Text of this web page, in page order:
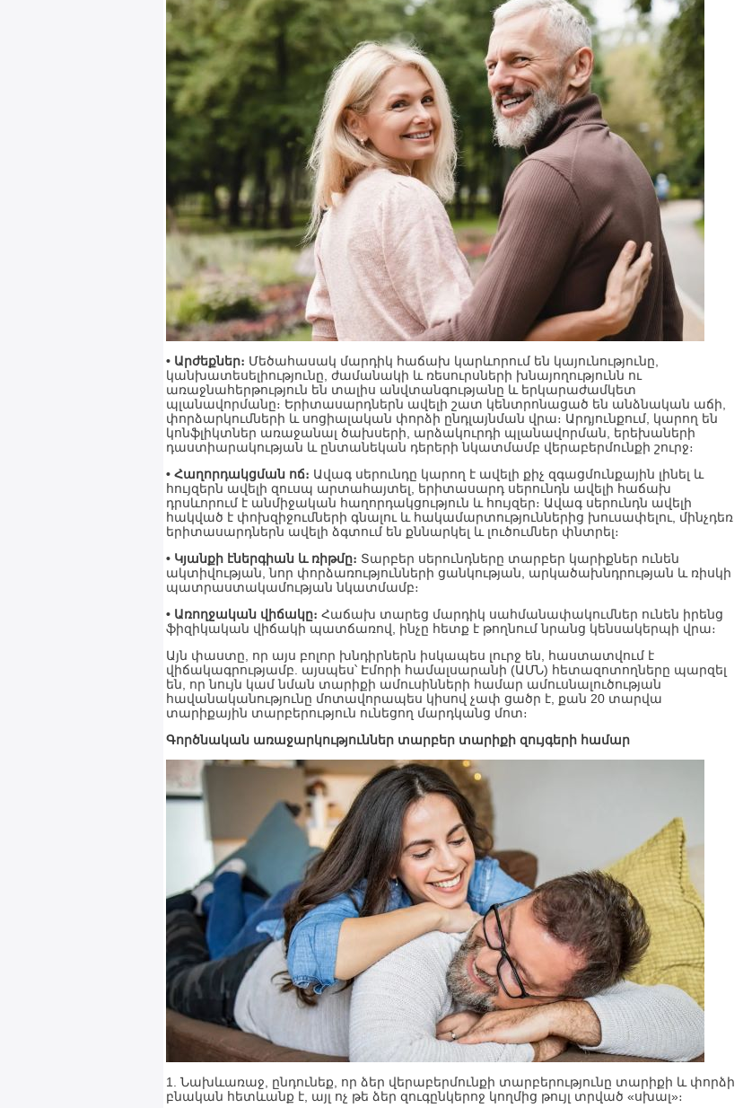
• Արժեքներ։ Մեծահասակ մարդիկ հաճախ կարևորում են կայունությունը,
կանխատեսելիությունը, ժամանակի և ռեսուրսների խնայողությունն ու
առաջնահերթություն են տալիս անվտանգությանը և երկարաժամկետ
պլանավորմանը։ Երիտասարդներն ավելի շատ կենտրոնացած են անձնական աճի,
փորձարկումների և սոցիալական փորձի ընդլայնման վրա։ Արդյունքում, կարող են
կոնֆլիկտներ առաջանալ ծախսերի, արձակուրդի պլանավորման, երեխաների
դաստիարակության և ընտանեկան դերերի նկատմամբ վերաբերմունքի շուրջ։
• Հաղորդակցման ոճ։ Ավագ սերունդը կարող է ավելի քիչ զգացմունքային լինել և
հույզերն ավելի զուսպ արտահայտել, երիտասարդ սերունդն ավելի հաճախ
դրսևորում է անմիջական հաղորդակցություն և հույզեր։ Ավագ սերունդն ավելի
հակված է փոխզիջումների գնալու և հակամարտություններից խուսափելու, մինչդեռ
երիտասարդներն ավելի ձգտում են քննարկել և լուծումներ փնտրել։
• Կյանքի էներգիան և ռիթմը։ Տարբեր սերունդները տարբեր կարիքներ ունեն
ակտիվության, նոր փորձառությունների ցանկության, արկածախնդրության և ռիսկի
պատրաստակամության նկատմամբ։
• Առողջական վիճակը։ Հաճախ տարեց մարդիկ սահմանափակումներ ունեն իրենց
ֆիզիկական վիճակի պատճառով, ինչը հետք է թողնում նրանց կենսակերպի վրա։
Այն փաստը, որ այս բոլոր խնդիրներն իսկապես լուրջ են, հաստատվում է
վիճակագրությամբ. այսպես՝ Էմորի համալսարանի (ԱՄՆ) հետազոտողները պարզել
են, որ նույն կամ նման տարիքի ամուսինների համար ամուսնալուծության
հավանականությունը մոտավորապես կիսով չափ ցածր է, քան 20 տարվա
տարիքային տարբերություն ունեցող մարդկանց մոտ։
Գործնական առաջարկություններ տարբեր տարիքի զույգերի համար
1. Նախևառաջ, ընդունեք, որ ձեր վերաբերմունքի տարբերությունը տարիքի և փորձի
բնական հետևանք է, այլ ոչ թե ձեր զուգընկերոջ կողմից թույլ տրված «սխալ»։